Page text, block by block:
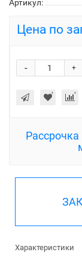
Артикул:
Цена по
+
-
Характеристики